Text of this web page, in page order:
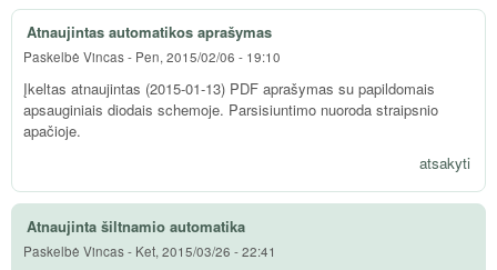
Atnaujintas automatikos aprašymas
Paskelbė Vincas- Pen, 2015/02/06 - 19:10
Įkeltas atnaujintas (2015-01-13) PDF aprašymas su papildomais
apsauginiais diodais schemoje. Parsisiuntimo nuoroda straipsnio
apačioje.
atsakyti
Atnaujinta šiltnamio automatika
Paskelbė Vincas- Ket, 2015/03/26 - 22:41